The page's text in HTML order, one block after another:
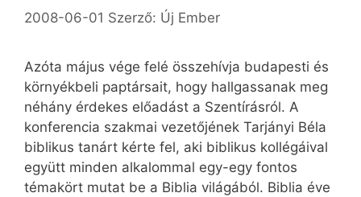
2008-06-01 Szerző: Új Ember
Azóta május vége felé összehívja budapesti és
környékbeli paptársait, hogy hallgassanak meg
néhány érdekes előadást a Szentírásról. A
konferencia szakmai vezetőjének Tarjányi Béla
biblikus tanárt kérte fel, aki biblikus kollégáival
együtt minden alkalommal egy-egy fontos
témakört mutat be a Biblia világából. Biblia éve